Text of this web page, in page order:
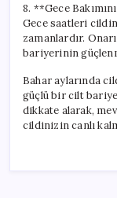
8. **Gece
Gece saatleri
zamanlardır.
bariyerinin
Bahar aylarında
güçlü bir cilt
dikkate alarak,
cildinizin canlı